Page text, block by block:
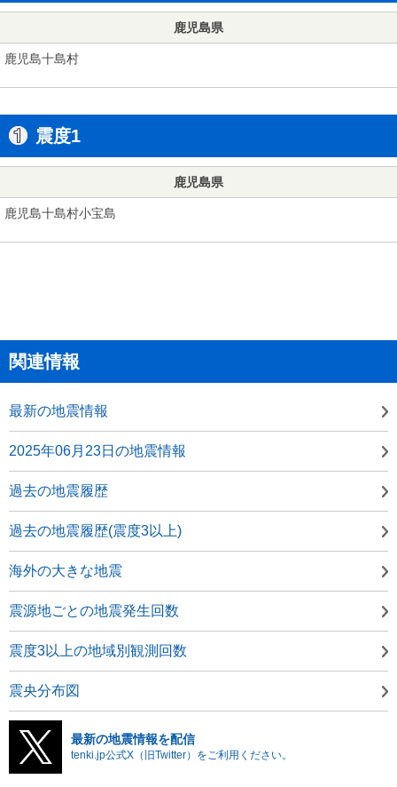
鹿児島県
鹿児島十島村
震度1
鹿児島県
鹿児島十島村小宝島
関連情報
最新の地震情報
2025年06月23日の地震情報
過去の地震履歴
過去の地震履歴(震度3以上)
海外の大きな地震
震源地ごとの地震発生回数
震度3以上の地域別観測回数
震央分布図
最新の地震情報を配信
tenki.jp公式X（旧Twitter）をご利用ください。